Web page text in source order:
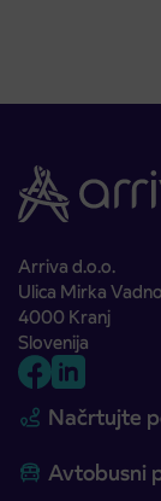
Arriva d.o.o.
Ulica Mirka
4000 Kranj
Slovenija
Načrtujte
Avtobusni